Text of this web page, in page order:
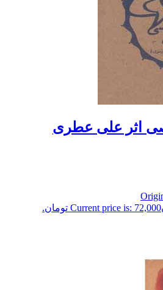
اثر علی عطری
Current price is: 72,000 تومان.